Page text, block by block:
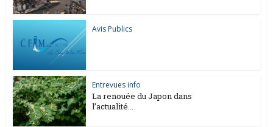
Avis Publics
Entrevues info
La renouée du Japon dans
l’actualité...